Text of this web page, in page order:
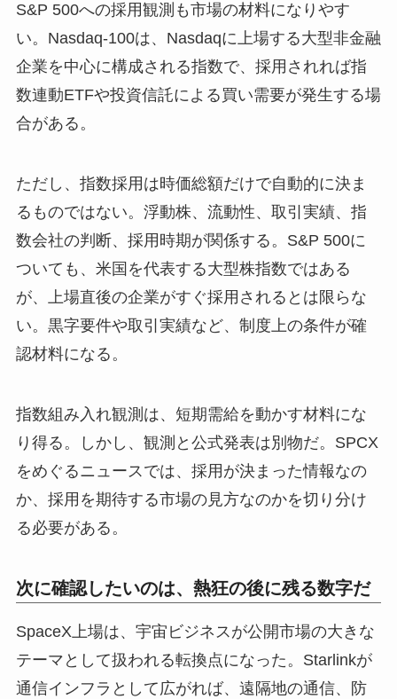
S&P 500への採用観測も市場の材料になりやす
い。Nasdaq-100は、Nasdaqに上場する大型非金融
企業を中心に構成される指数で、採用されれば指
数連動ETFや投資信託による買い需要が発生する場
合がある。
ただし、指数採用は時価総額だけで自動的に決ま
るものではない。浮動株、流動性、取引実績、指
数会社の判断、採用時期が関係する。S&P 500に
ついても、米国を代表する大型株指数ではある
が、上場直後の企業がすぐ採用されるとは限らな
い。黒字要件や取引実績など、制度上の条件が確
認材料になる。
指数組み入れ観測は、短期需給を動かす材料にな
り得る。しかし、観測と公式発表は別物だ。SPCX
をめぐるニュースでは、採用が決まった情報なの
か、採用を期待する市場の見方なのかを切り分け
る必要がある。
次に確認したいのは、熱狂の後に残る数字だ
SpaceX上場は、宇宙ビジネスが公開市場の大きな
テーマとして扱われる転換点になった。Starlinkが
通信インフラとして広がれば、遠隔地の通信、防